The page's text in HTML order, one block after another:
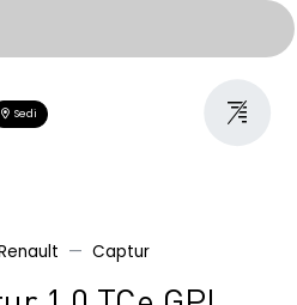
Sedi
Captur